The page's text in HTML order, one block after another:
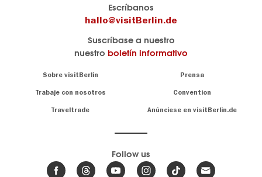
Escríbanos
hallo@visitBerlin.de
Suscríbase a nuestro
nuestro boletín informativo
Sobre visitBerlin Prensa
Trabaje con nosotros Convention
Traveltrade Anúnciese en visitBerlin.de
visitBerlin.de
Conocemos
Consejos
Follow us